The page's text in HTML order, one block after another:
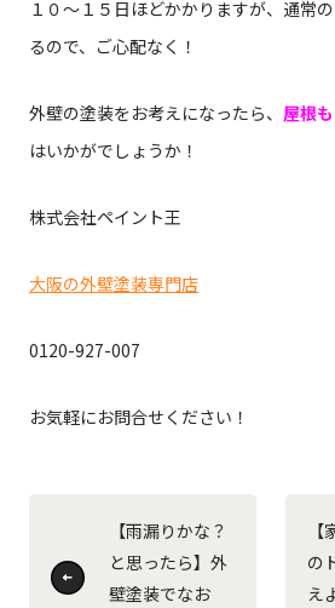
１０～１５日ほどかかりますが、通常
るので、ご心配なく！
外壁の塗装をお考えになったら、 屋根
はいかがでしょうか！
株式会社ペイント王
大阪の外壁塗装専門店
0120-927-007
お気軽にお問合せください！
【雨漏りかな？
と思ったら】外
壁塗装でなお
の
え